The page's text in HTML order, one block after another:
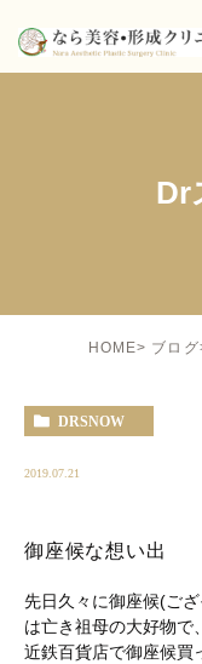
Dr
HOME ブログ
DRSNOW
2019.07.21
御座候な想い出
先日久々に御座候(ご
は亡き祖母の大好物で
近鉄百貨店で御座候買